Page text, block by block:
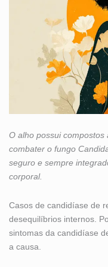
O alho possui
combater o fungo
seguro e sempre
corporal.
Casos de candidíase de
desequilíbrios internos.
sintomas da candidíase
a causa.